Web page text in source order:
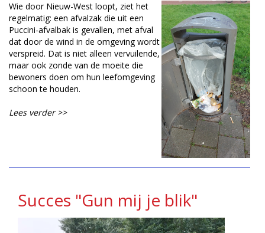
Wie door Nieuw-West loopt, ziet het
regelmatig: een afvalzak die uit een
Puccini-afvalbak is gevallen, met afval
dat door de wind in de omgeving wordt
verspreid. Dat is niet alleen vervuilende,
maar ook zonde van de moeite die
bewoners doen om hun leefomgeving
schoon te houden.
Lees verder >>
Succes "Gun mij je blik"